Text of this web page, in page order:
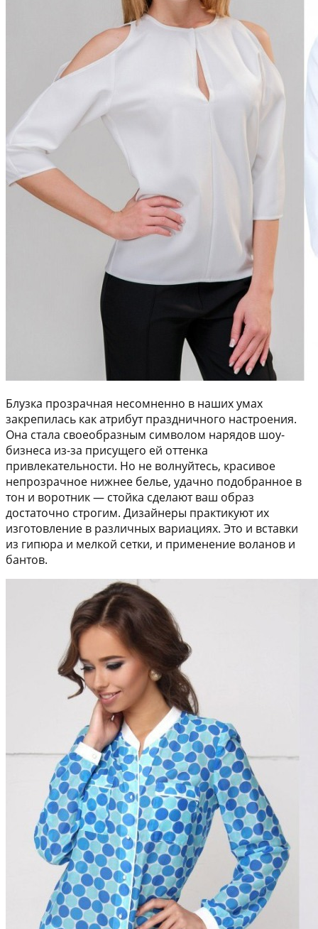
Блузка прозрачная несомненно в наших умах
закрепилась как атрибут праздничного настроения.
Она стала своеобразным символом нарядов шоу-
бизнеса из-за присущего ей оттенка
привлекательности. Но не волнуйтесь, красивое
непрозрачное нижнее белье, удачно подобранное в
тон и воротник — стойка сделают ваш образ
достаточно строгим. Дизайнеры практикуют их
изготовление в различных вариациях. Это и вставки
из гипюра и мелкой сетки, и применение воланов и
бантов.